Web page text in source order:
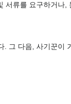
서류를 요구하거나,
. 그 다음, 사기꾼이